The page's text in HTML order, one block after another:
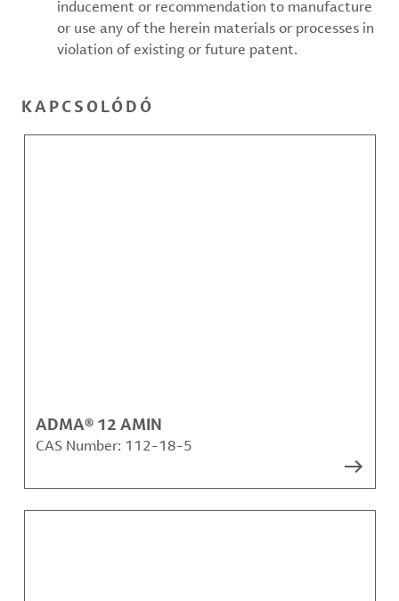
inducement or recommendation to manufacture
or use any of the herein materials or processes in
violation of existing or future patent.
KAPCSOLÓDÓ
ADMA® 12 AMIN
CAS Number: 112-18-5